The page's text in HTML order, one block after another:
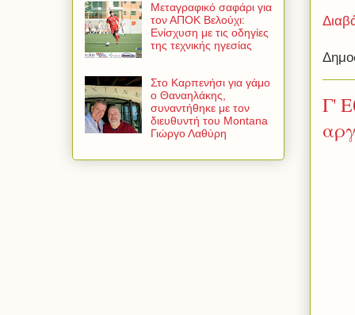
Γ'
Μεταγραφικό σαφάρι για
τον ΑΠΟΚ Βελούχι:
Ενίσχυση με τις οδηγίες
της τεχνικής ηγεσίας
Στο Καρπενήσι για γάμο
ο Θαναηλάκης,
συναντήθηκε με τον
διευθυντή του Montana
Γιώργο Λαθύρη